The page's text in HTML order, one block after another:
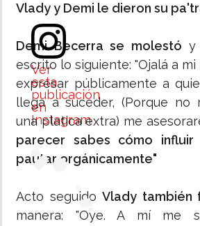
Ver
esta
publicación
en
Instagram
Vlady y Demi le dieron su
Demi Becerra se molestó y
escrito lo siguiente: "Ojalá a
expresar públicamente a
llega a suceder, (Porque no
una platica extra) me
parecer sabes cómo
pautar orgánicamente"
Acto seguido Vlady también
manera: "Oye. A mí me